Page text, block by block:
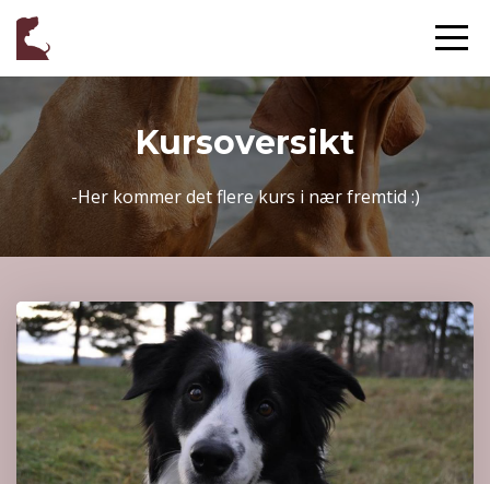
Kursoversikt
-Her kommer det flere kurs i nær fremtid :)